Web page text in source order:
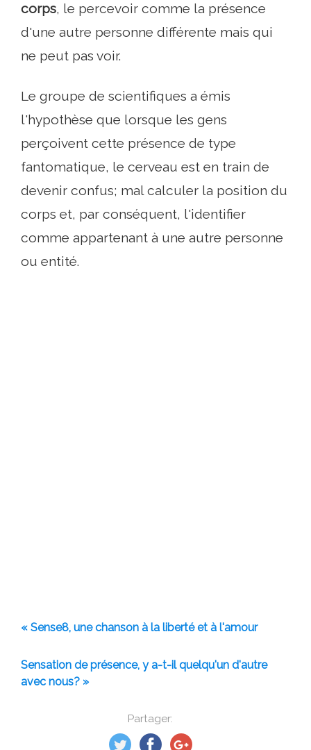
Partager:
corps, le percevoir comme la présence
d'une autre personne différente mais qui
ne peut pas voir.
Le groupe de scientifiques a émis
l'hypothèse que lorsque les gens
perçoivent cette présence de type
fantomatique, le cerveau est en train de
devenir confus; mal calculer la position du
corps et, par conséquent, l'identifier
comme appartenant à une autre personne
ou entité.
« Sense8, une chanson à la liberté et à l'amour
Sensation de présence, y a-t-il quelqu'un d'autre
avec nous? »